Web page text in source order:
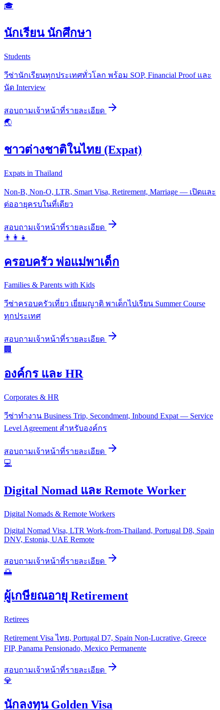
🎓
นักเรียน นักศึกษา
Students
วีซ่านักเรียนทุกประเทศทั่วโลก พร้อม SOP, Financial Proof และ
นัด Interview
สอบถามเจ้าหน้าที่รายละเอียด
🌏
ชาวต่างชาติในไทย (Expat)
Expats in Thailand
Non-B, Non-O, LTR, Smart Visa, Retirement, Marriage — เปิดและ
ต่ออายุครบในที่เดียว
สอบถามเจ้าหน้าที่รายละเอียด
👨‍👩‍👧
ครอบครัว พ่อแม่พาเด็ก
Families & Parents with Kids
วีซ่าครอบครัวเที่ยว เยี่ยมญาติ พาเด็กไปเรียน Summer Course
ทุกประเทศ
สอบถามเจ้าหน้าที่รายละเอียด
🏢
องค์กร และ HR
Corporates & HR
วีซ่าทำงาน Business Trip, Secondment, Inbound Expat — Service
Level Agreement สำหรับองค์กร
สอบถามเจ้าหน้าที่รายละเอียด
💻
Digital Nomad และ Remote Worker
Digital Nomads & Remote Workers
Digital Nomad Visa, LTR Work-from-Thailand, Portugal D8, Spain
DNV, Estonia, UAE Remote
สอบถามเจ้าหน้าที่รายละเอียด
🌅
ผู้เกษียณอายุ Retirement
Retirees
Retirement Visa ไทย, Portugal D7, Spain Non-Lucrative, Greece
FIP, Panama Pensionado, Mexico Permanente
สอบถามเจ้าหน้าที่รายละเอียด
💎
นักลงทุน Golden Visa